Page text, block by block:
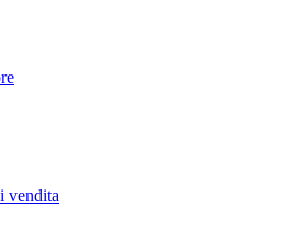
vendita